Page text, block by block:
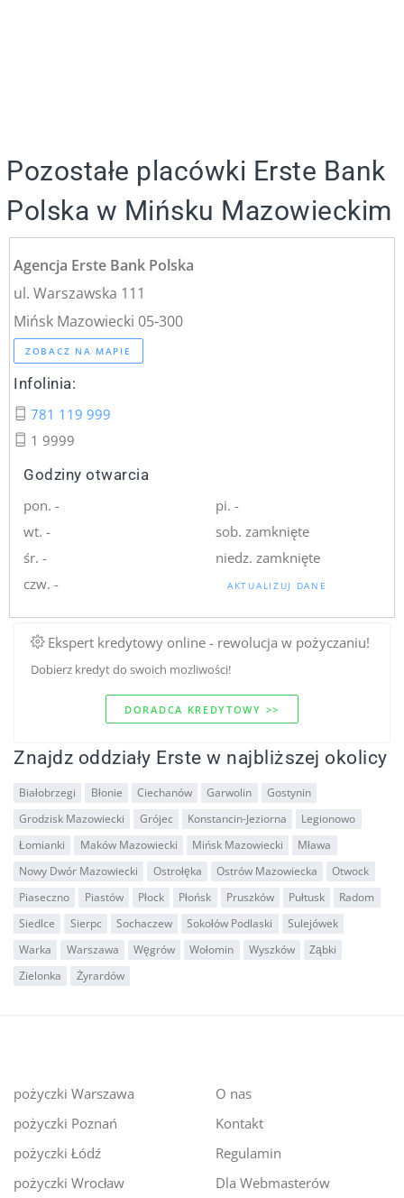
Pozostałe placówki Erste Bank
Polska w Mińsku Mazowieckim
Agencja Erste Bank Polska
ul. Warszawska 111
Mińsk Mazowiecki 05-300
ZOBACZ NA MAPIE
Infolinia:
781 119 999
1 9999
Godziny otwarcia
pon. -
wt. -
śr. -
czw. -
pi. -
sob. zamknięte
niedz. zamknięte
AKTUALIZUJ DANE
Ekspert kredytowy online - rewolucja w pożyczaniu!
Dobierz kredyt do swoich mozliwości!
DORADCA KREDYTOWY >>
Znajdz oddziały Erste w najbliższej okolicy
Białobrzegi Błonie Ciechanów Garwolin
Gostynin
Grodzisk Mazowiecki
Grójec Konstancin-Jeziorna
Legionowo
Łomianki
Maków Mazowiecki Mińsk Mazowiecki
Mława
Nowy Dwór Mazowiecki
Ostrołęka Ostrów Mazowiecka
Otwock
Piaseczno
Piastów Płock Płońsk Pruszków Pułtusk
Radom
Siedlce
Sierpc Sochaczew Sokołów Podlaski
Sulejówek
Warka
Warszawa Węgrów Wołomin Wyszków
Ząbki
Zielonka
Żyrardów
pożyczki Warszawa
pożyczki Poznań
pożyczki Łódź
pożyczki Wrocław
O nas
Kontakt
Regulamin
Dla Webmasterów